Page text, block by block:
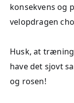
konsekvens og
velopdragen
Husk, at
have det sjovt
og rosen!